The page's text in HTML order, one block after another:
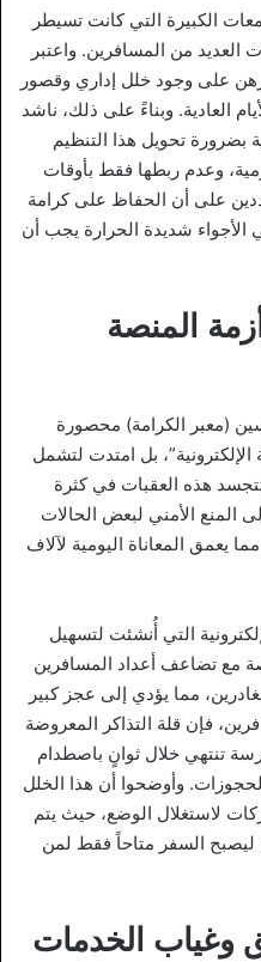
الكبيرة التي كانت تسيطر
من المسافرين. واعتبر
على وجود خلل إداري وقصور
العادية. وبناءً على ذلك، ناشد
بضرورة تحويل هذا التنظيم
وعدم ربطها فقط بأوقات
على أن الحفاظ على كرامة
الأجواء شديدة الحرارة يجب أن
المنصة
(معبر الكرامة) محصورة
بل امتدت لتشمل
هذه العقبات في كثرة
المنع الأمني لبعض الحالات
يعمق المعاناة اليومية لآلاف
التي أُنشئت لتسهيل
مع تضاعف أعداد المسافرين
مما يؤدي إلى عجز كبير
فإن قلة التذاكر المعروضة
تنتهي خلال ثوانٍ باصطدام
وأوضحوا أن هذا الخلل
لاستغلال الوضع، حيث يتم
ليصبح السفر متاحاً فقط لمن
وغياب الخدمات